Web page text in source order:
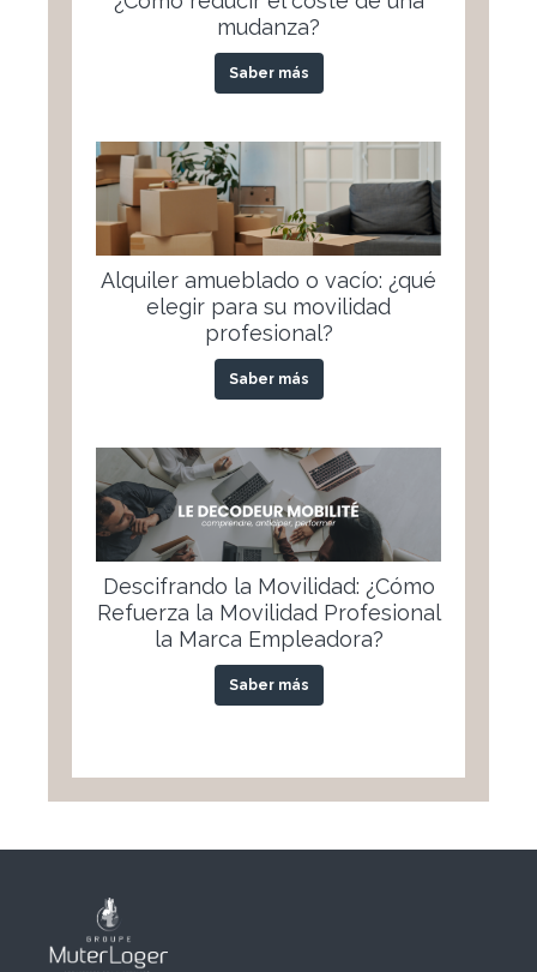
mudanza?
Saber más
Alquiler amueblado o vacío: ¿qué
elegir para su movilidad
profesional?
Saber más
Descifrando la Movilidad: ¿Cómo
Refuerza la Movilidad Profesional
la Marca Empleadora?
Saber más